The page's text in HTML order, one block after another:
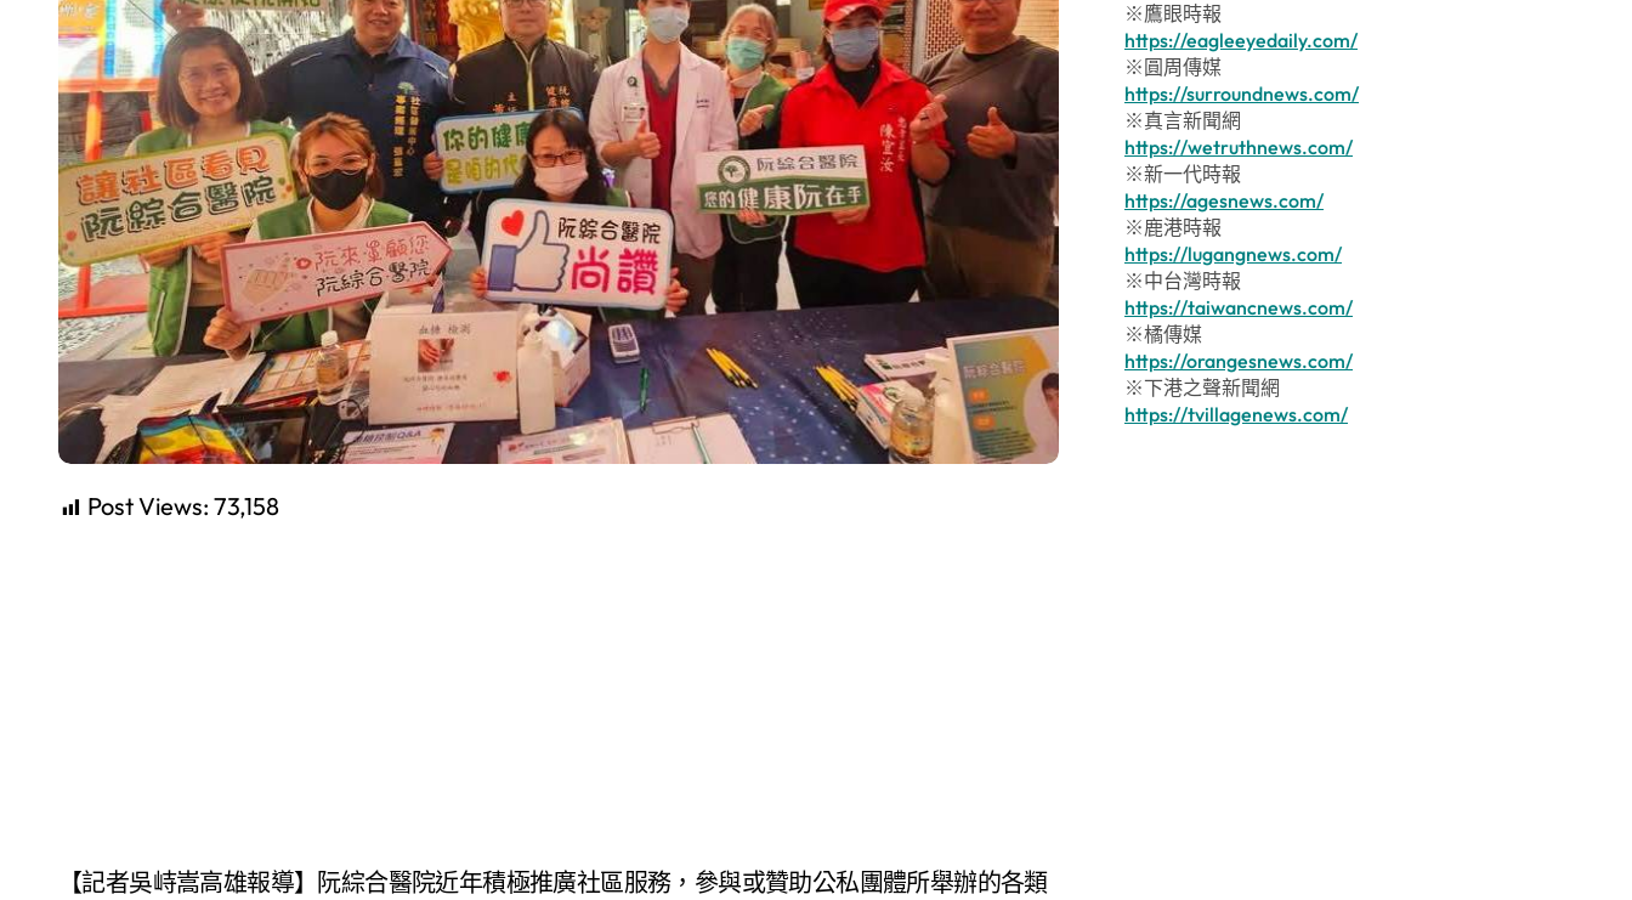
Post Views: 73,158
【記者吳峙嵩高雄報導】阮綜合醫院近年積極推廣社區服務，參與或贊助公私團體所舉辦的各類
※鷹眼時報
https://eagleeyedaily.com/
※圓周傳媒
https://surroundnews.com/
※真言新聞網
https://wetruthnews.com/
※新一代時報
https://agesnews.com/
※鹿港時報
https://lugangnews.com/
※中台灣時報
https://taiwancnews.com/
※橘傳媒
https://orangesnews.com/
※下港之聲新聞網
https://tvillagenews.com/